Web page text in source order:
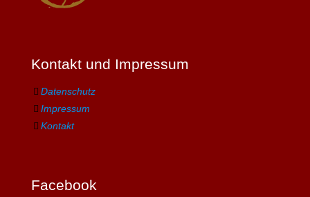
Kontakt und Impressum
Datenschutz
Impressum
Kontakt
Facebook